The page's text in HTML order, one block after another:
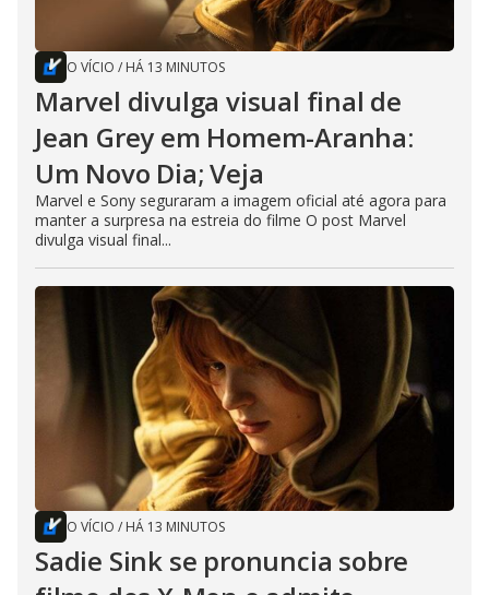
O VÍCIO / HÁ 13 MINUTOS
Marvel divulga visual final de
Jean Grey em Homem-Aranha:
Um Novo Dia; Veja
Marvel e Sony seguraram a imagem oficial até agora para
manter a surpresa na estreia do filme O post Marvel
divulga visual final...
O VÍCIO / HÁ 13 MINUTOS
Sadie Sink se pronuncia sobre